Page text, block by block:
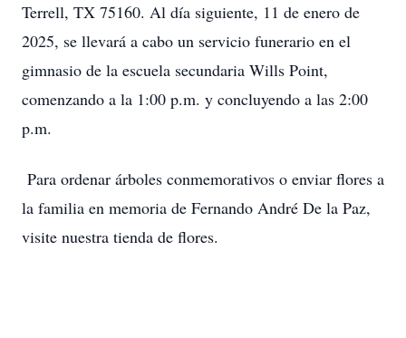
Terrell, TX 75160. Al día siguiente, 11 de enero de
2025, se llevará a cabo un servicio funerario en el
gimnasio de la escuela secundaria Wills Point,
comenzando a la 1:00 p.m. y concluyendo a las 2:00
p.m.
Para ordenar árboles conmemorativos o enviar flores a
la familia en memoria de Fernando André De la Paz,
visite nuestra tienda de flores.